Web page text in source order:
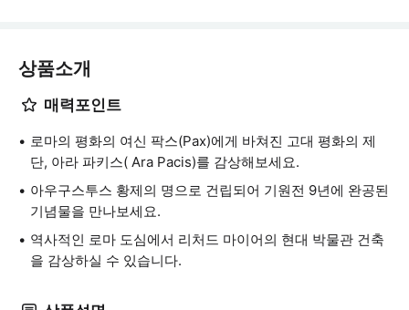
상품소개
매력포인트
로마의 평화의 여신 팍스(Pax)에게 바쳐진 고대 평화의 제
단, 아라 파키스( Ara Pacis)를 감상해보세요.
아우구스투스 황제의 명으로 건립되어 기원전 9년에 완공된
기념물을 만나보세요.
역사적인 로마 도심에서 리처드 마이어의 현대 박물관 건축
을 감상하실 수 있습니다.